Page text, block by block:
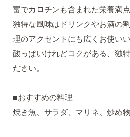
富でカロチンも含まれた栄養満点
独特な風味はドリンクやお酒の
理のアクセントにも広くお使いい
酸っぱいけれどコクがある、独
ださい。
■おすすめの料理
焼き魚、サラダ、マリネ、炒め